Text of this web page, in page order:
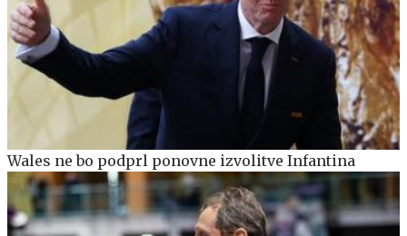
Wales ne bo podprl ponovne izvolitve Infantina